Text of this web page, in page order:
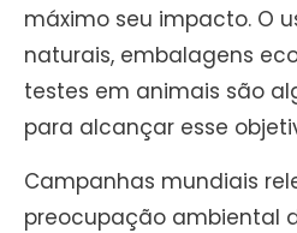
máximo seu impacto. O
naturais, embalagens
testes em animais são
para alcançar esse
Campanhas mundiais
preocupação ambiental